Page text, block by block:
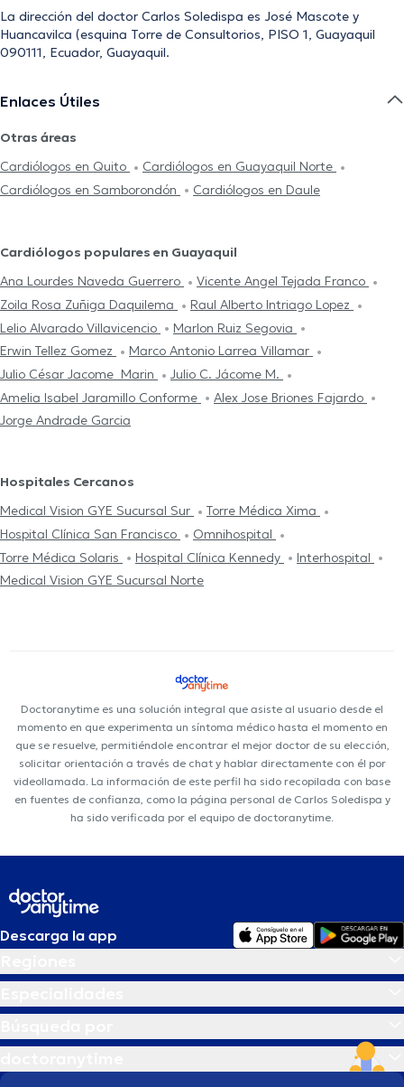
La dirección del doctor Carlos Soledispa es José Mascote y
Huancavilca (esquina Torre de Consultorios, PISO 1, Guayaquil
090111, Ecuador, Guayaquil.
Enlaces Útiles
Otras áreas
Cardiólogos en Quito
Cardiólogos en Guayaquil Norte
Cardiólogos en Samborondón
Cardiólogos en Daule
Cardiólogos populares en Guayaquil
Ana Lourdes Naveda Guerrero
Vicente Angel Tejada Franco
Zoila Rosa Zuñiga Daquilema
Raul Alberto Intriago Lopez
Lelio Alvarado Villavicencio
Marlon Ruiz Segovia
Erwin Tellez Gomez
Marco Antonio Larrea Villamar
Julio César Jacome Marin
Julio C. Jácome M.
Amelia Isabel Jaramillo Conforme
Alex Jose Briones Fajardo
Jorge Andrade Garcia
Hospitales Cercanos
Medical Vision GYE Sucursal Sur
Torre Médica Xima
Hospital Clínica San Francisco
Omnihospital
Torre Médica Solaris
Hospital Clínica Kennedy
Interhospital
Medical Vision GYE Sucursal Norte
Doctoranytime es una solución integral que asiste al usuario desde el
momento en que experimenta un síntoma médico hasta el momento en
que se resuelve, permitiéndole encontrar el mejor doctor de su elección,
solicitar orientación a través de chat y hablar directamente con él por
videollamada. La información de este perfil ha sido recopilada con base
en fuentes de confianza, como la página personal de Carlos Soledispa y
ha sido verificada por el equipo de doctoranytime.
Descarga la app